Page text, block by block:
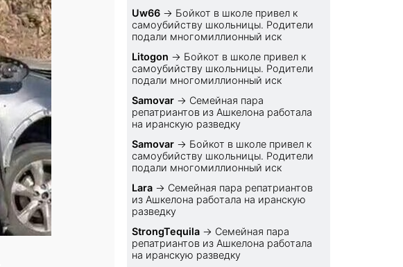
Uw66 → Бойкот в школе привел к
самоубийству школьницы. Родители
подали многомиллионный иск
Litogon → Бойкот в школе привел к
самоубийству школьницы. Родители
подали многомиллионный иск
Samovar → Семейная пара
репатриантов из Ашкелона работала
на иранскую разведку
Samovar → Бойкот в школе привел к
самоубийству школьницы. Родители
подали многомиллионный иск
Lara → Семейная пара репатриантов
из Ашкелона работала на иранскую
разведку
StrongTequila → Семейная пара
репатриантов из Ашкелона работала
на иранскую разведку